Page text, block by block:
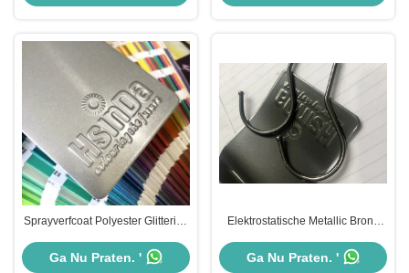
Sprayverfcoat Polyester Glittering
Coating
Ga Nu Praten. '
Elektrostatische Metallic Brons
Verf Chemisch Bestendig
Ga Nu Praten. '